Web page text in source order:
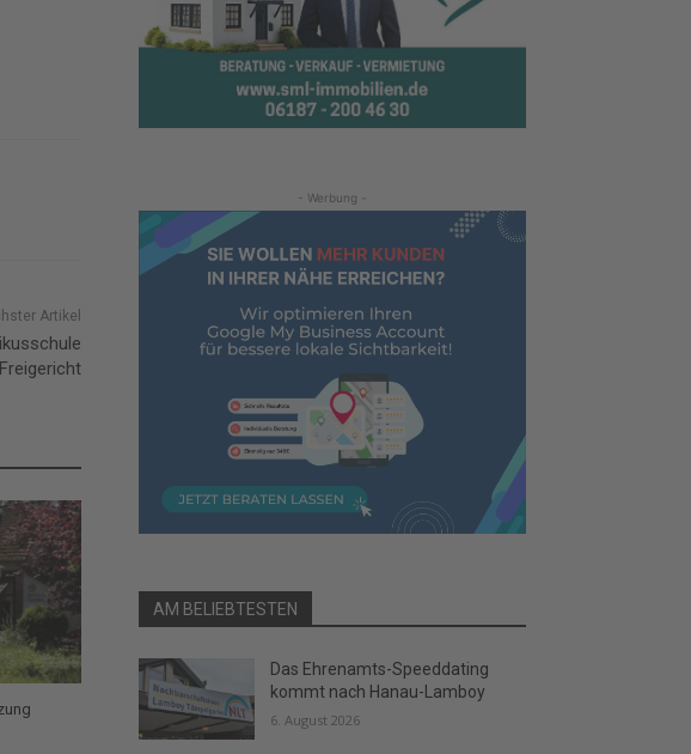
Artikel
Freigericht
- Werbung -
AM BELIEBTESTEN
Das Ehrenamts-Speeddating
kommt nach Hanau-Lamboy
6. August 2026